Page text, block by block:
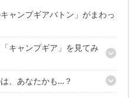
ャンプギアバトン」がまわっ
キャンプギア」を見てみ
プアップトラッシュボックス」他
、あなたかも…？